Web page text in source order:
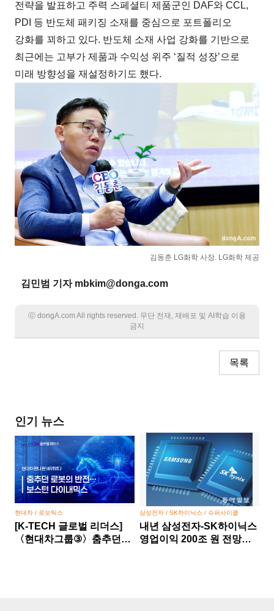
전략을 발표하고 주력 스페셜티 제품군인 DAF와 CCL,
PDI 등 반도체 패키징 소재를 중심으로 포트폴리오
강화를 꾀하고 있다. 반도체 소재 사업 강화를 기반으로
최근에는 고부가 제품과 수익성 위주 ‘질적 성장’으로
미래 방향성을 재설정하기도 했다.
김동춘 LG화학 사장. LG화학 제공
김민범 기자 mbkim@donga.com
ⓒ dongA.com All rights reserved. 무단 전재, 재배포 및 AI학습 이용
금지
목록
인기 뉴스
현대차 / 로보틱스
[K-TECH 글로벌 리더스]
〈현대차그룹③〉춤추던
삼성전자 / SK하이닉스 / 슈퍼사이클
내년 삼성전자-SK하이닉스
영업이익 200조 원 전망…